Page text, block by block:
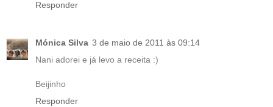
Responder
Mónica Silva 3 de maio de 2011 às 09:14
Nani adorei e já levo a receita :)
Beijinho
Responder